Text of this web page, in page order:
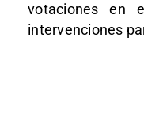
votaciones en
intervenciones